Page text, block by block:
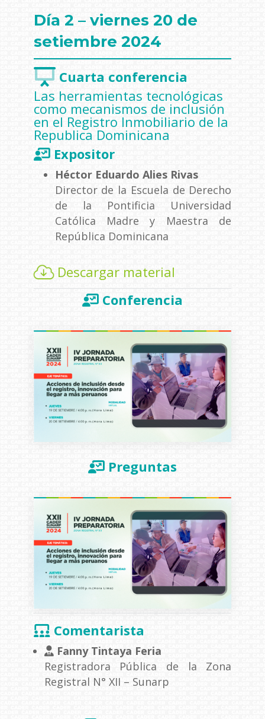
Día 2 – viernes 20 de
setiembre 2024
Cuarta conferencia
Las herramientas tecnológicas
como mecanismos de inclusión
en el Registro Inmobiliario de la
Republica Dominicana
Expositor
Héctor Eduardo Alies Rivas
Director de la Escuela de Derecho
de la Pontificia Universidad
Católica Madre y Maestra de
República Dominicana
Descargar material
Conferencia
Preguntas
Comentarista
Fanny Tintaya Feria
Registradora Pública de la Zona
Registral N° XII – Sunarp